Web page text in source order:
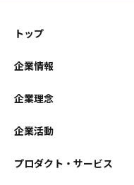
トップ
企業情報
企業理念
企業活動
プロダクト・サービス